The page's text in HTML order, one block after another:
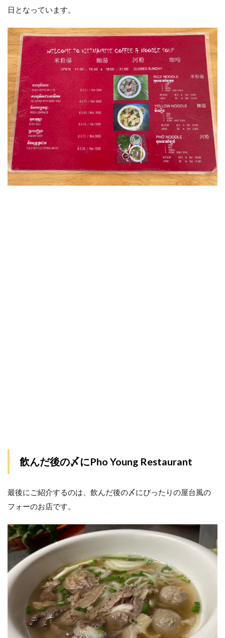
日となっています。
飲んだ後の〆にPho Young Restaurant
最後にご紹介するのは、飲んだ後の〆にぴったりの屋台風の
フォーのお店です。